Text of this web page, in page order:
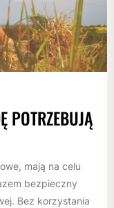
POTRZEBUJĄ
mają na celu
bezpieczny
Bez korzystania